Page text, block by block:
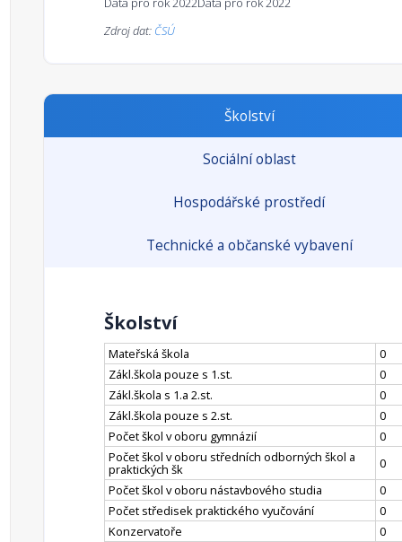
Zdroj dat: ČSÚ
Školství
Sociální oblast
Hospodářské prostředí
Technické a občanské vybavení
Školství
Mateřská škola
0
Zákl.škola pouze s 1.st.
0
Zákl.škola s 1.a 2.st.
0
Zákl.škola pouze s 2.st.
0
Počet škol v oboru gymnázií
0
Počet škol v oboru středních odborných škol a
praktických šk
0
Počet škol v oboru nástavbového studia
0
Počet středisek praktického vyučování
0
Konzervatoře
0